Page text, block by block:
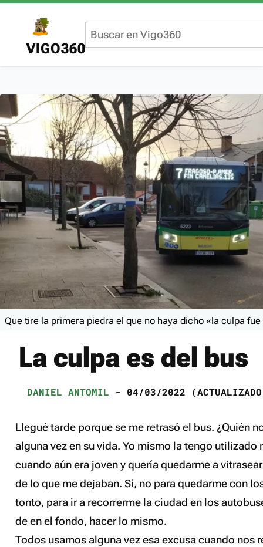
VIGO360
Que tire la primera piedra el que no haya dicho «la culpa
La culpa es del bus
DANIEL ANTOMIL - 04/03/2022
Llegué tarde porque se me retrasó el bus. ¿Quién
alguna vez en su vida. Yo mismo la tengo utilizado
cuando aún era joven y quería quedarme avitrasear
de lo que me dejaban. Sí, no para quedarme con
tonto, para ir a recorrerme la ciudad en los
de en el fondo, hacer lo mismo.
Todos usamos alguna vez esa excusa cuando nos